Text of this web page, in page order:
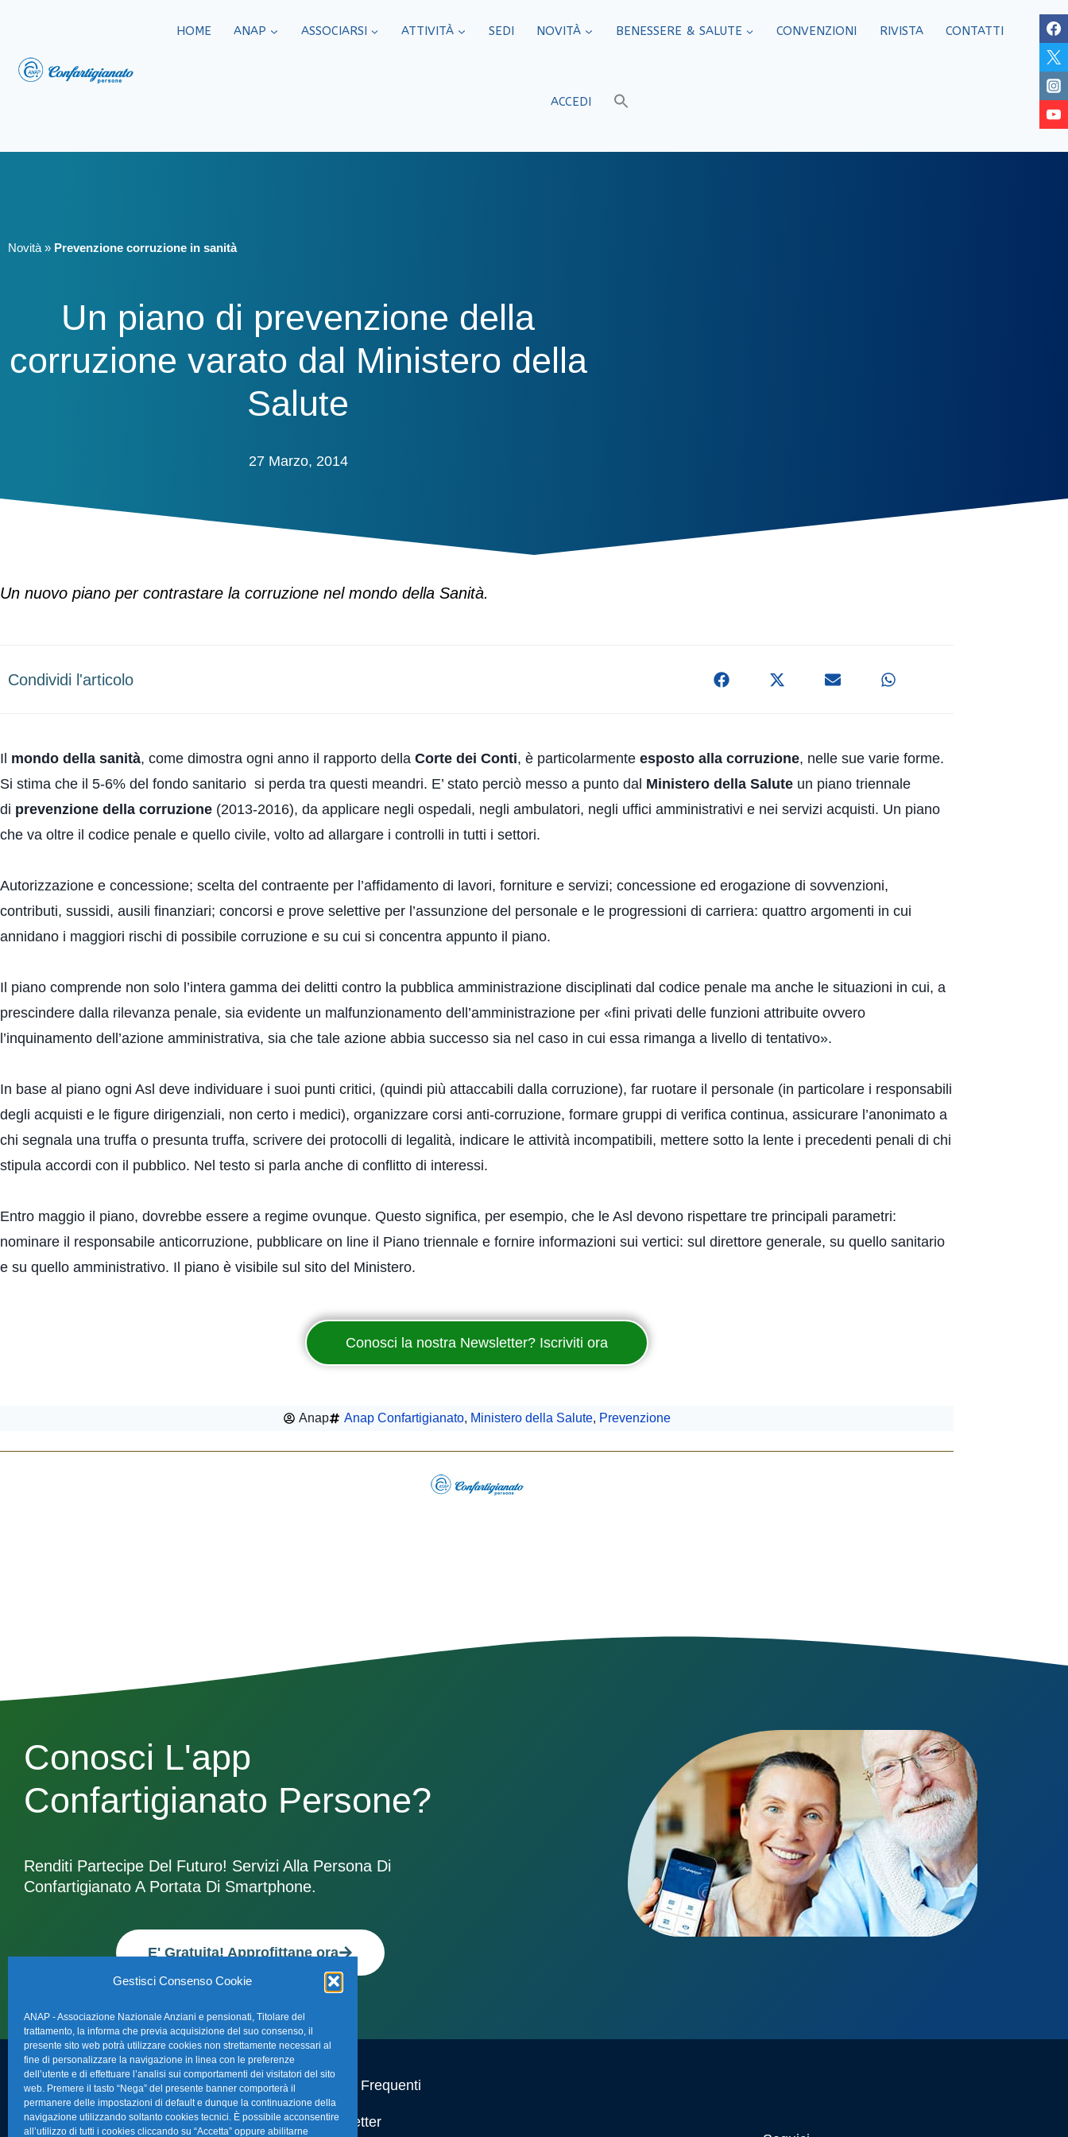
Gestisci Consenso Cookie
ANAP - Associazione Nazionale Anziani e pensionati, Titolare del
trattamento, la informa che previa acquisizione del suo consenso, il
presente sito web potrà utilizzare cookies non strettamente necessari al
fine di personalizzare la navigazione in linea con le preferenze
dell’utente e di effettuare l’analisi sui comportamenti dei visitatori del sito
web. Premere il tasto “Nega” del presente banner comporterà il
permanere delle impostazioni di default e dunque la continuazione della
navigazione utilizzando soltanto cookies tecnici. È possibile acconsentire
all’utilizzo di tutti i cookies cliccando su “Accetta” oppure abilitarne
HOME ANAP ASSOCIARSI ATTIVITÀ SEDI​ NOVITÀ BENESSERE & SALUTE CONVENZIONI RIVISTA CONTATTI
ACCEDI
Novità » Prevenzione corruzione in sanità
Un piano di prevenzione della
corruzione varato dal Ministero della
Salute
27 Marzo, 2014
Un nuovo piano per contrastare la corruzione nel mondo della Sanità.
Condividi l'articolo
Il mondo della sanità, come dimostra ogni anno il rapporto della Corte dei Conti, è particolarmente esposto alla corruzione, nelle sue varie forme.
Si stima che il 5-6% del fondo sanitario si perda tra questi meandri. E’ stato perciò messo a punto dal Ministero della Salute un piano triennale
di prevenzione della corruzione (2013-2016), da applicare negli ospedali, negli ambulatori, negli uffici amministrativi e nei servizi acquisti. Un piano
che va oltre il codice penale e quello civile, volto ad allargare i controlli in tutti i settori.
Autorizzazione e concessione; scelta del contraente per l’affidamento di lavori, forniture e servizi; concessione ed erogazione di sovvenzioni,
contributi, sussidi, ausili finanziari; concorsi e prove selettive per l’assunzione del personale e le progressioni di carriera: quattro argomenti in cui
annidano i maggiori rischi di possibile corruzione e su cui si concentra appunto il piano.
Il piano comprende non solo l’intera gamma dei delitti contro la pubblica amministrazione disciplinati dal codice penale ma anche le situazioni in cui, a
prescindere dalla rilevanza penale, sia evidente un malfunzionamento dell’amministrazione per «fini privati delle funzioni attribuite ovvero
l’inquinamento dell’azione amministrativa, sia che tale azione abbia successo sia nel caso in cui essa rimanga a livello di tentativo».
In base al piano ogni Asl deve individuare i suoi punti critici, (quindi più attaccabili dalla corruzione), far ruotare il personale (in particolare i responsabili
degli acquisti e le figure dirigenziali, non certo i medici), organizzare corsi anti-corruzione, formare gruppi di verifica continua, assicurare l’anonimato a
chi segnala una truffa o presunta truffa, scrivere dei protocolli di legalità, indicare le attività incompatibili, mettere sotto la lente i precedenti penali di chi
stipula accordi con il pubblico. Nel testo si parla anche di conflitto di interessi.
Entro maggio il piano, dovrebbe essere a regime ovunque. Questo significa, per esempio, che le Asl devono rispettare tre principali parametri:
nominare il responsabile anticorruzione, pubblicare on line il Piano triennale e fornire informazioni sui vertici: sul direttore generale, su quello sanitario
e su quello amministrativo. Il piano è visibile sul sito del Ministero.
Conosci la nostra Newsletter? Iscriviti ora
Anap Anap Confartigianato, Ministero della Salute, Prevenzione
Conosci L'app
Confartigianato Persone?
Renditi Partecipe Del Futuro! Servizi Alla Persona Di
Confartigianato A Portata Di Smartphone.
E' Gratuita! Approfittane ora
Sede Nazionale Anap Confartigianato:
Indirizzo: Via S. Giovanni in Laterano,
FAQ – Domande Frequenti
La nostra Newsletter